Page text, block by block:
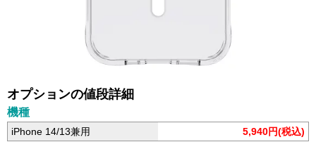
オプションの値段詳細
機種
iPhone 14/13兼用 5,940円(税込)